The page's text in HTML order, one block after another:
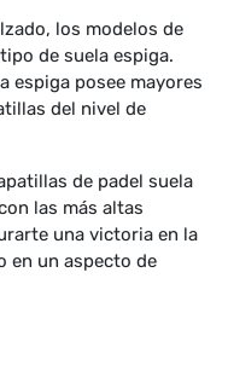
los modelos de
de suela espiga.
espiga posee mayores
del nivel de
de padel suela
las más altas
una victoria en la
en un aspecto de